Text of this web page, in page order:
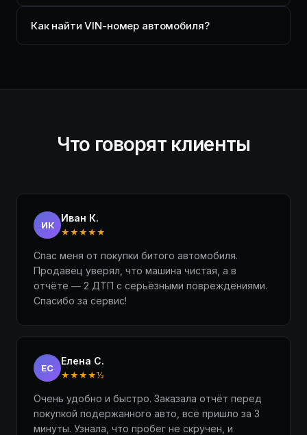
Как найти VIN-номер автомобиля?
Что говорят клиенты
ИК
Иван К.
★★★★★
Спас меня от покупки битого автомобиля.
Продавец уверял, что машина чистая, а в
отчёте — 2 ДТП с серьёзными повреждениями.
Спасибо за сервис!
ЕС
Елена С.
★★★★½
Очень удобно и быстро. Заказала отчёт перед
покупкой подержанного авто, всё пришло за 3
минуты. Узнала, что пробег не скручен, и